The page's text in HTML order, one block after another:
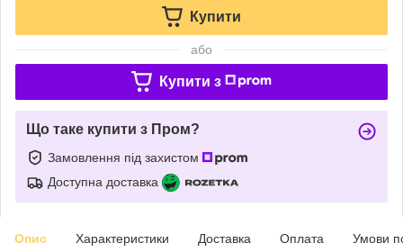
Купити
або
Купити з
Що таке купити з Пром?
Замовлення під захистом
Доступна доставка
Опис Характеристики Доставка Оплата Умови